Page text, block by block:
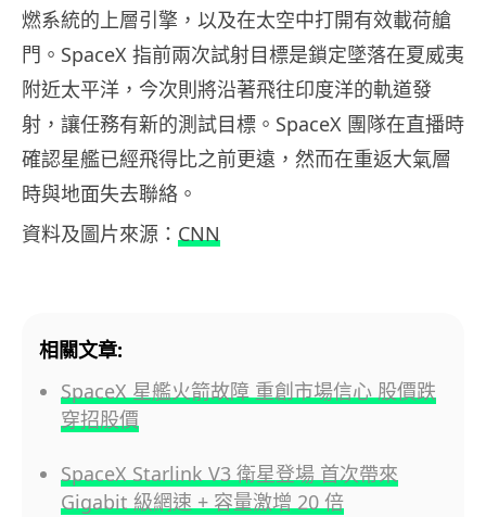
燃系統的上層引擎，以及在太空中打開有效載荷艙
門。SpaceX 指前兩次試射目標是鎖定墜落在夏威夷
附近太平洋，今次則將沿著飛往印度洋的軌道發
射，讓任務有新的測試目標。SpaceX 團隊在直播時
確認星艦已經飛得比之前更遠，然而在重返大氣層
時與地面失去聯絡。
資料及圖片來源： CNN
相關文章:
SpaceX 星艦火箭故障 重創市場信心 股價跌
穿招股價
SpaceX Starlink V3 衛星登場 首次帶來
Gigabit 級網速 + 容量激增 20 倍